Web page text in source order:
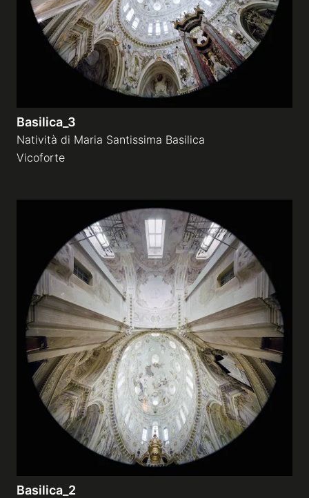
Basilica_3
Natività di Maria Santissima Basilica
Vicoforte
Basilica_2